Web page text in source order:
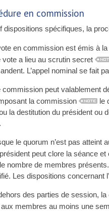
en commission
dispositions spécifiques, la
en commission est émis à
vote a lieu au scrutin secret
L’appel nominal se fait
commission peut valablement
la commission
le
la destitution du président
le quorum n’est pas atteint
peut clore la séance
nombre de membres
Les dispositions concernant
des parties de session,
membres au moins une